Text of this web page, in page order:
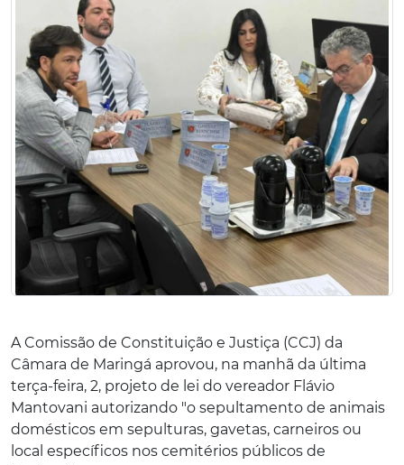
A Comissão de Constituição e Justiça (CCJ) da
Câmara de Maringá aprovou, na manhã da última
terça-feira, 2, projeto de lei do vereador Flávio
Mantovani autorizando "o sepultamento de animais
domésticos em sepulturas, gavetas, carneiros ou
local específicos nos cemitérios públicos de